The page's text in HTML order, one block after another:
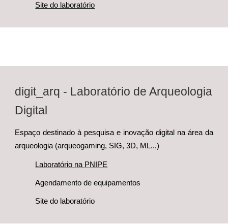
Site do laboratório
digit_arq - Laboratório de Arqueologia
Digital
Espaço destinado à pesquisa e inovação digital na área da
arqueologia (arqueogaming, SIG, 3D, ML...)
Laboratório na PNIPE
Agendamento de equipamentos
Site do laboratório